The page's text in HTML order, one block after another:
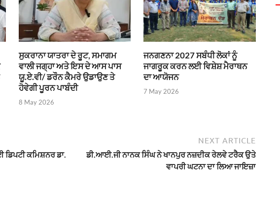
ਸੁਕਰਾਨਾ ਯਾਤਰਾ ਦੇ ਰੂਟ, ਸਮਾਗਮ
ਵਾਲੀ ਜਗ੍ਹਾ ਅਤੇ ਇਸ ਦੇ ਆਸ ਪਾਸ
ਯੂ.ਏ.ਵੀ/ ਡਰੌਨ ਕੈਮਰੇ ਉਡਾਉਣ ਤੇ
ਹੋਵੇਗੀ ਪੂਰਨ ਪਾਬੰਦੀ
8 May 2026
ਜਨਗਣਨਾ 2027 ਸਬੰਧੀ ਲੋਕਾਂ ਨੂੰ
ਜਾਗਰੂਕ ਕਰਨ ਲਈ ਵਿਸ਼ੇਸ਼ ਮੈਰਾਥਨ
ਦਾ ਆਯੋਜਨ
7 May 2026
ਕਮਿਸ਼ਨਰ ਡਾ.
NEXT ARTICLE
ਡੀ.ਆਈ.ਜੀ ਨਾਨਕ ਸਿੰਘ ਨੇ ਖਾਨਪੁਰ ਨਜ਼ਦੀਕ ਰੇਲਵੇ ਟਰੈਕ ਉਤੇ
ਵਾਪਰੀ ਘਟਨਾ ਦਾ ਲਿਆ ਜਾਇਜ਼ਾ